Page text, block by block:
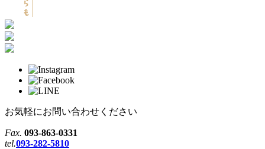
お気軽にお問い合わせください
Fax. 093-863-0331
tel.093-282-5810